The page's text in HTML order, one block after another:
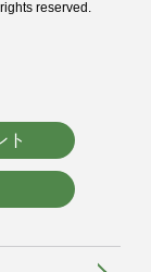
reserved.
ト